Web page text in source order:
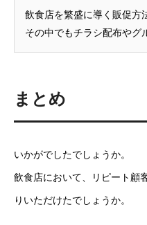
飲食店を繁盛に導く販促方
その中でもチラシ配布やグ
まとめ
いかがでしたでしょうか。
飲食店において、リピート顧
りいただけたでしょうか。